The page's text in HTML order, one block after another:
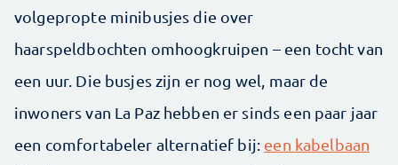
volgepropte minibusjes die over
haarspeldbochten omhoogkruipen – een tocht van
een uur. Die busjes zijn er nog wel, maar de
inwoners van La Paz hebben er sinds een paar jaar
een comfortabeler alternatief bij: een kabelbaan